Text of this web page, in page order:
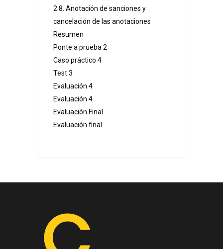
2.8. Anotación de sanciones y
cancelación de las anotaciones
Resumen
Ponte a prueba 2
Caso práctico 4
Test 3
Evaluación 4
Evaluación 4
Evaluación Final
Evaluación final